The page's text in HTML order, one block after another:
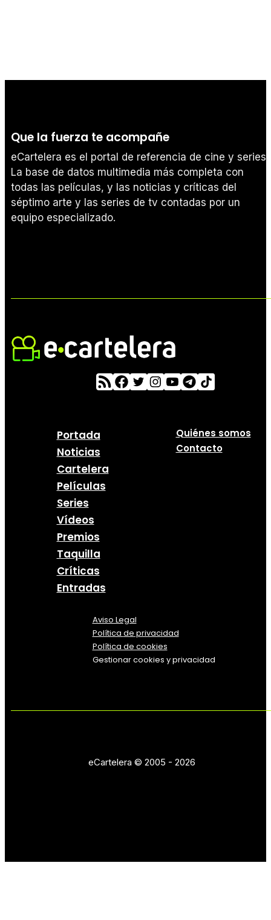
Que la fuerza te acompañe
eCartelera es el portal de referencia de cine y series.
La base de datos multimedia más completa con
todas las películas, y las noticias y críticas del
séptimo arte y las series de tv contadas por un
equipo especializado.
Portada
Noticias
Cartelera
Películas
Series
Vídeos
Premios
Taquilla
Críticas
Entradas
Quiénes somos
Contacto
Aviso Legal
Política de privacidad
Política de cookies
Gestionar cookies y privacidad
eCartelera © 2005 - 2026